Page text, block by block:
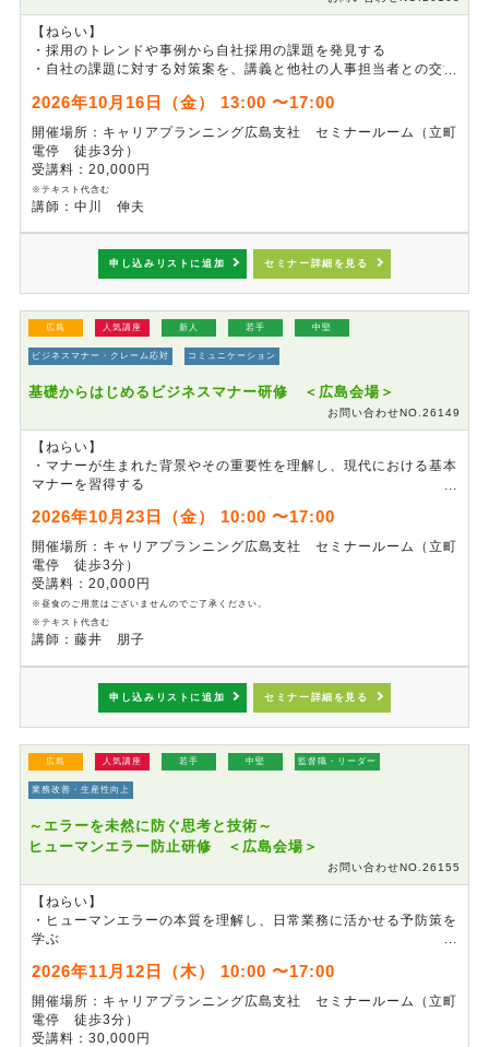
【ねらい】
・採用のトレンドや事例から自社採用の課題を発見する
・自社の課題に対する対策案を、講義と他社の人事担当者との交流
・採用担当者の交流を通じて有益な情報交換をおこなう
※研修終了後、希望者対象に「研修参加者限定企画：人事交流懇親
会」を開催いたします。
2026年10月16日（金） 13:00 〜17:00
開催場所：キャリアプランニング広島支社 セミナールーム（立町
電停 徒歩3分）
受講料：20,000円
※テキスト代含む
講師：中川 伸夫
申し込みリストに追加 セミナー詳細を見る
広島 人気講座 新人 若手 中堅
ビジネスマナー・クレーム応対 コミュニケーション
基礎からはじめるビジネスマナー研修 ＜広島会場＞
お問い合わせNO.26149
【ねらい】
・マナーが生まれた背景やその重要性を理解し、現代における基本
マナーを習得する
つける
2026年10月23日（金） 10:00 〜17:00
開催場所：キャリアプランニング広島支社 セミナールーム（立町
電停 徒歩3分）
受講料：20,000円
※昼食のご用意はございませんのでご了承ください。
※テキスト代含む
講師：藤井 朋子
申し込みリストに追加 セミナー詳細を見る
広島 人気講座 若手 中堅 監督職・リーダー
業務改善・生産性向上
～エラーを未然に防ぐ思考と技術～
ヒューマンエラー防止研修 ＜広島会場＞
お問い合わせNO.26155
【ねらい】
・ヒューマンエラーの本質を理解し、日常業務に活かせる予防策を
学ぶ
産性向上を図る
・自社の職場環境に基づいたエラー防止策を立案し、即実践できる
アクションプランを作成する
・業務の効率性と安全性を両立させ、継続的な業務改善につなげる
2026年11月12日（木） 10:00 〜17:00
開催場所：キャリアプランニング広島支社 セミナールーム（立町
電停 徒歩3分）
受講料：30,000円